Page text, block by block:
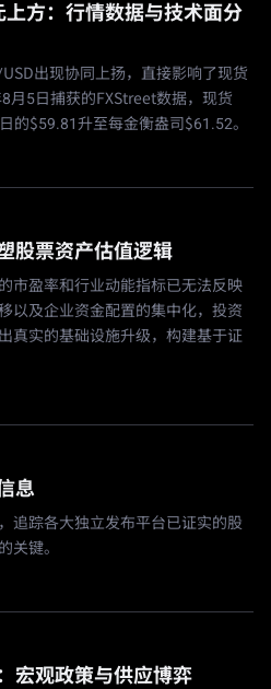
方：行情数据与技术面分
出现协同上扬，直接影响了现货
月5日捕获的FXStreet数据，现货
的$59.81升至每金衡盎司$61.52。
股票资产估值逻辑
市盈率和行业动能指标已无法反映
以及企业资金配置的集中化，投资
真实的基础设施升级，构建基于证
息
追踪各大独立发布平台已证实的股
关键。
宏观政策与供应博弈